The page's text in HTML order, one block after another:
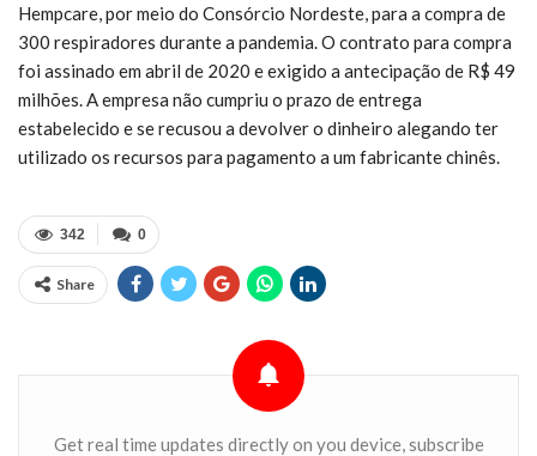
Hempcare, por meio do Consórcio Nordeste, para a compra de
300 respiradores durante a pandemia. O contrato para compra
foi assinado em abril de 2020 e exigido a antecipação de R$ 49
milhões. A empresa não cumpriu o prazo de entrega
estabelecido e se recusou a devolver o dinheiro alegando ter
utilizado os recursos para pagamento a um fabricante chinês.
0
342
Share
Get real time updates directly on you device, subscribe